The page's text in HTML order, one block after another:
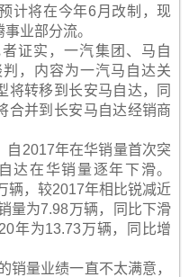
计将在今年6月改制，现
业部分流。
证实，一汽集团、马自
，内容为一汽马自达关
将转移到长安马自达，同
合并到长安马自达经销商
自2017年在华销量首次突
达在华销量逐年下滑。
辆，较2017年相比锐减近
量为7.98万辆，同比下滑
年为13.73万辆，同比增
销量业绩一直不太满意，